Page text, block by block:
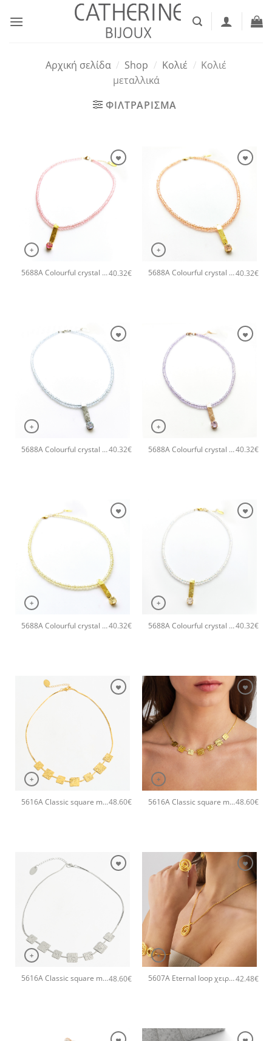
στο
Αρχική σελίδα / Shop / Κολιέ / Κολιέ
μεταλλικά
ΦΙΛΤΡΑΡΙΣΜΑ
+
5688A Colourful crystal necklace Φούξια40.32€
+
5688A Colourful crystal necklace Σομόν40.32€
+
5688A Colourful crystal necklace Σιέλ40.32€
+
5688A Colourful crystal necklace Μωβ40.32€
+
5688A Colourful crystal necklace Κίτρινο40.32€
+
5688A Colourful crystal necklace Άσπρο40.32€
+
5616A Classic square metal short χειροποίητο κολιέ Catherine bijoux Χρυσό48.60€
+
5616A Classic square metal short χειροποίητο κολιέ Catherine bijoux Ροζ χρυσό48.60€
+
5616A Classic square metal short χειροποίητο κολιέ Catherine bijoux Ασημί48.60€
+
5607A Eternal loop χειροποίητο κολιέ Catherine bijoux Χρυσό42.48€